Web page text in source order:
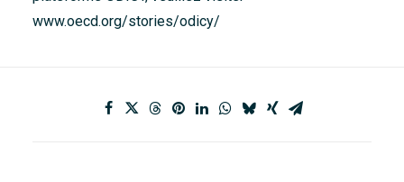
www.oecd.org/stories/odicy/